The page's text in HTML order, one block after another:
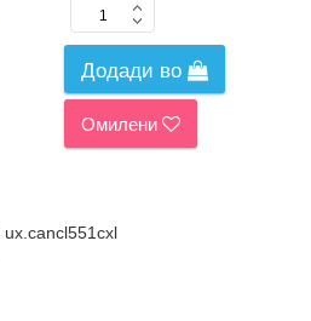
Додади во
Омилени
ux.cancl551cxl